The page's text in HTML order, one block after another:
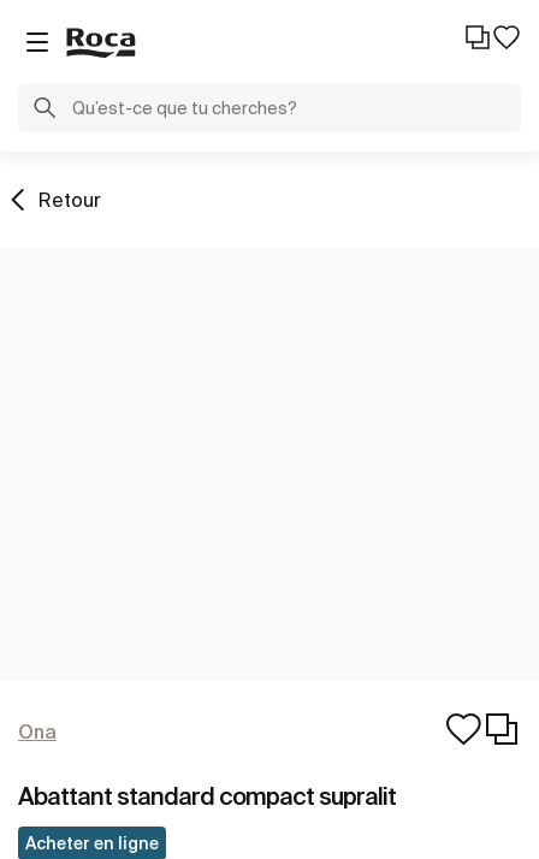
Retour
Ona
Abattant standard compact supralit
Acheter en ligne